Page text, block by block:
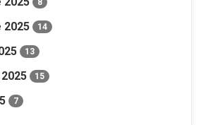
8
2025 14
13
15
7